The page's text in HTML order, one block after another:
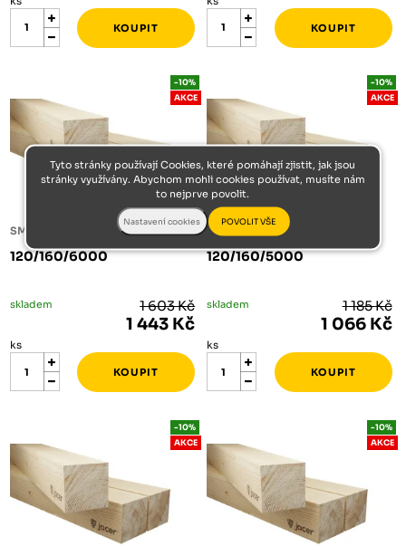
SMRKOVÝ STAVEBNÍ HRANOL
120/160/6000
-10%
AKCE
skladem 1 603 Kč
1 443 Kč
ks
SMRKOVÝ STAVEBNÍ HRANOL
120/160/5000
-10%
AKCE
skladem 1 185 Kč
1 066 Kč
ks
-10%
AKCE
-10%
AKCE
Tyto stránky používají Cookies, které pomáhají zjistit, jak jsou
stránky využívány. Abychom mohli cookies používat, musíte nám
to nejprve povolit.